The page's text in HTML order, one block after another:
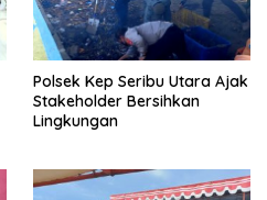
Polsek Kep Seribu Utara Ajak
Stakeholder Bersihkan
Lingkungan